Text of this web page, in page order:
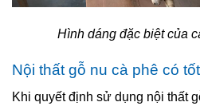
Hình dáng đặc biệt của
Nội thất gỗ nu cà phê có
Khi quyết định sử dụng nội thất